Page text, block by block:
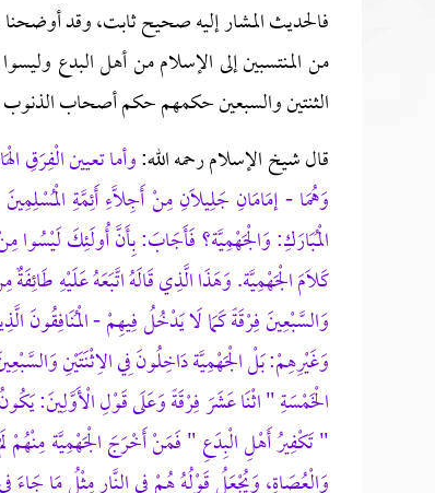
فالحديث المشار إليه صحيح ثابت، وقد
من المنتسبين إلى الإسلام من أهل البدع
الثنتين والسبعين حكمهم حكم أصحاب الذنوب
قال شيخ الإسلام رحمه الله:وأما تعيين الْفِرَقِ
وَهُمَا - إمَامَانِ جَلِيلَانِ مِنْ أَجِلَّاءِ أَئِمَّةِ
الْمُبَارَكِ: وَالْجَهْمِيَّة؟ فَأَجَابَ: بِأَنَّ أُولَئِكَ
كَلَامَ الْجَهْمِيَّة. وَهَذَا الَّذِي قَالَهُ اتَّبَعَهُ عَلَيْهِ
وَالسَّبْعِينَ فِرْقَةً كَمَا لَا يَدْخُلُ فِيهِمْ -
وَغَيْرِهِمْ: بَلْ الْجَهْمِيَّة دَاخِلُونَ فِي الِاثْنَتَيْنِ
الْخَمْسَةِ " اثْنَا عَشَرَ فِرْقَةً وَعَلَى قَوْلِ الْأَوَّلِينَ:
" تَكْفِيرُ أَهْلِ الْبِدَعِ " فَمَنْ أَخْرَجَ الْجَهْمِيَّة مِنْهُمْ
وَالْعُصَاةِ، وَيُجْعَلُ قَوْلُهُ هُمْ فِي النَّارِ مِثْلُ مَا جَاءَ